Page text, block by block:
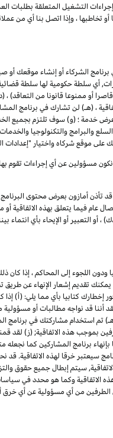
التشغيل المتعلقة بطلبات
، وإذا اتصل بنا أي من
الشركاء أو إنشاء موقعك أو
أي سلطة حكومية لها سلطة
أو ممنوعا قانونا من التعاقد)
، (هـ) لن تشارك في برنامج
خدمة ؛ (و) سوف تلتزم بجميع
والبرامج والتكنولوجيا
على موقع شركاه واختيار
مسؤولين عن أي إجراءات تقوم
أمازون بعرض محتوى البرنامج
عام فيما يتعلق بهذه الاتفاقية
أو التعبير أو الإيحاء بأي انتماء
ودون اللجوء إلى المحاكم ، إذا
يمكنك تقديم إشعار الإنهاء عن
إخطارك كتابيا بأي مما يلي: (أ)
أننا قد نواجه مطالبات أو
تم استخدام مشاركتك في برنامج
بموجب هذه الاتفاقية; (ز) لقد
برنامج المشاركين كما نجعله
السابق (أ) ، فإن أي انتهاك للقسم ٥ وكما هو محدد في سياسات البرنامج
سيتم إبطال جميع حقوق
الاتفاقية وكما هو محدد في
من الطرفين من أي مسؤولية عن أي